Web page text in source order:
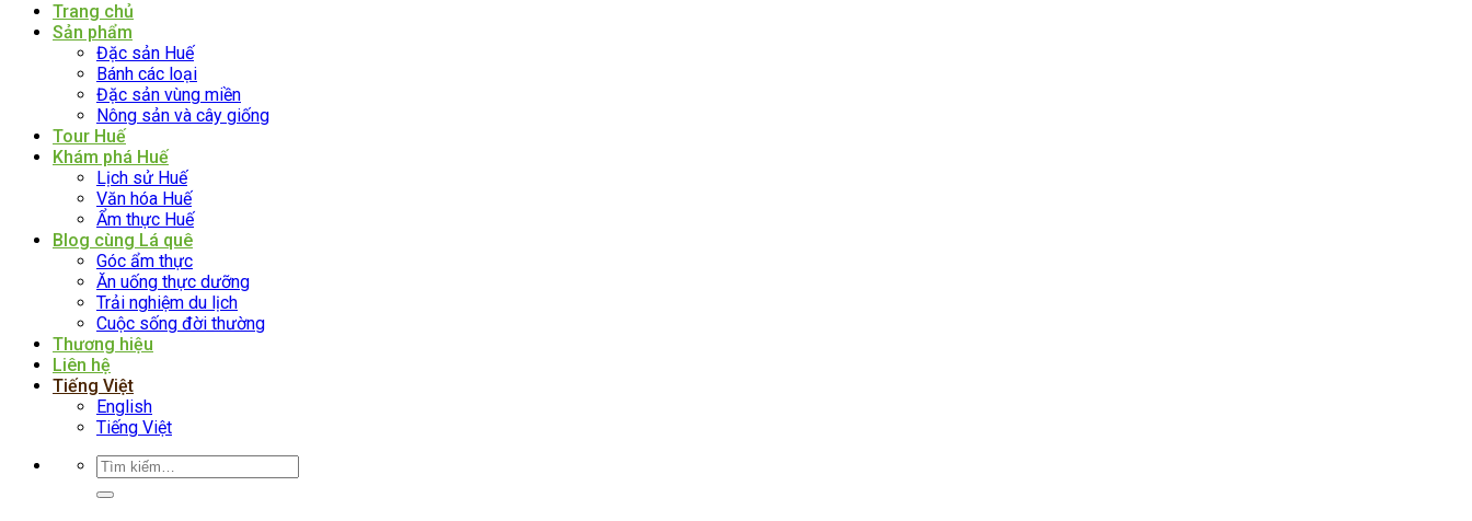
Trang chủ
Sản phẩm
Đặc sản Huế
Bánh các loại
Đặc sản vùng miền
Nông sản và cây giống
Tour Huế
Khám phá Huế
Lịch sử Huế
Văn hóa Huế
Ẩm thực Huế
Blog cùng Lá quê
Góc ẩm thực
Ăn uống thực dưỡng
Trải nghiệm du lịch
Cuộc sống đời thường
Thương hiệu
Liên hệ
Tiếng Việt
English
Tiếng Việt
Tìm
kiếm: